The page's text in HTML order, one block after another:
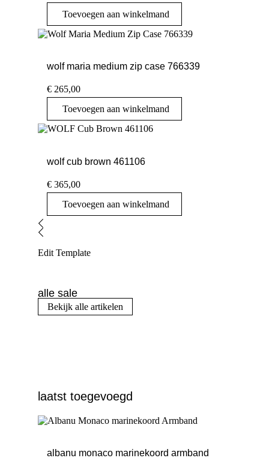
Toevoegen aan winkelmand
wolf maria medium zip case 766339
€ 265,00
Toevoegen aan winkelmand
wolf cub brown 461106
€ 365,00
Toevoegen aan winkelmand
Edit Template
alle sale
Bekijk alle artikelen
laatst toegevoegd
albanu monaco marinekoord armband